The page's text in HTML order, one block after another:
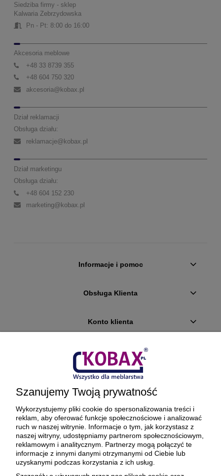
Siedziba firmy - sklep
Kalwaria Zebrzydowska
Pn - Pt: 8:00 do 16:00
Akcesoria meblowe
+48 33 8739 355
+48 604 750 320
akcesoria@kobax.pl
Dział reklamacji
Obsługa działu:
reklamacje@kobax.pl
Dział marketingu
Obsługa działu:
+48 604 152 230
marketing@kobax.pl
Informacje i pomoc
Obsługa Klienta
Konto klienta
Płatności i dostawa
Ciekawostki
O firmie
BEZPIECZNE PŁATNOŚCI ORAZ DOSTAWA
Szanujemy Twoją prywatność
Wykorzystujemy pliki cookie do spersonalizowania treści i
reklam, aby oferować funkcje społecznościowe i analizować
ruch w naszej witrynie. Informacje o tym, jak korzystasz z
naszej witryny, udostępniamy partnerom społecznościowym,
reklamowym i analitycznym. Partnerzy mogą połączyć te
informacje z innymi danymi otrzymanymi od Ciebie lub
uzyskanymi podczas korzystania z ich usług.